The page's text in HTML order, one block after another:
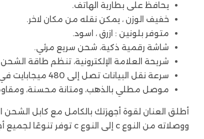
يحافظ على بطارية الهاتف.
خفيف الوزن ، يمكن نقله من مكان لاخر.
متوفر بلونين : ازرق ، اسود.
شاشة رقمية ذكية، شحن سريع مرئي.
شريحة العلامة الإلكترونية، تنظم طاقة الشحن
سرعة نقل البيانات تصل إلى 480 ميجابايت في الثانية.
موصل مطلي بالذهب، ومتانة محسنة،
ووصلاته من النوع c إلى النوع c توفر تنوعًا لجميع أجهزتك. تحكم في الشحن باستخدام الشاشة الرقمية، ولن يعيقك شيء مرة أخرى!